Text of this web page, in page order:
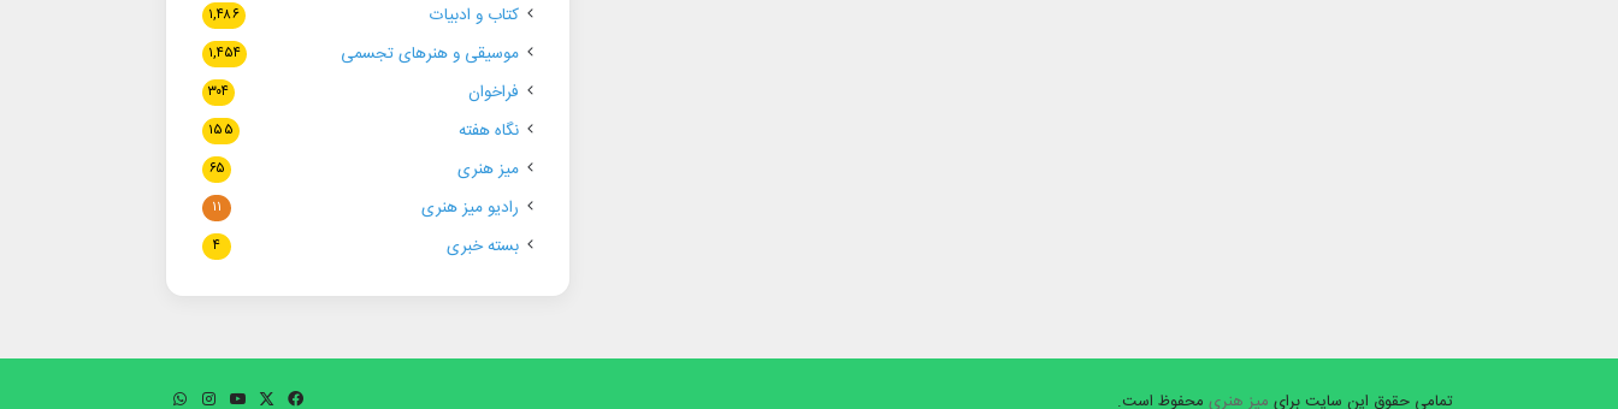
کتاب و ادبیات ۱,۴۸۶
موسیقی و هنرهای تجسمی ۱,۴۵۴
فراخوان ۳۰۴
نگاه هفته ۱۵۵
میز هنری ۶۵
رادیو میز هنری ۱۱
بسته خبری ۴
تمامی حقوق این سایت برای میز هنری محفوظ است. فیسبوکایکس یوتیوباینستاگرام